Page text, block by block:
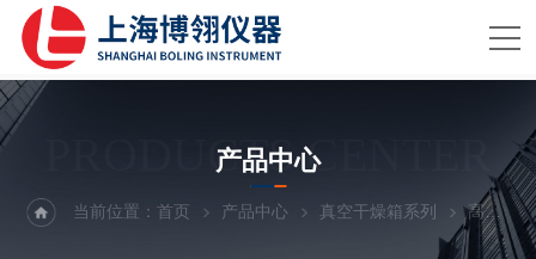
PRODUCTS CENTER
产品中心
当前位置：首页 产品中心 真空干燥箱系列 高温真空干燥箱